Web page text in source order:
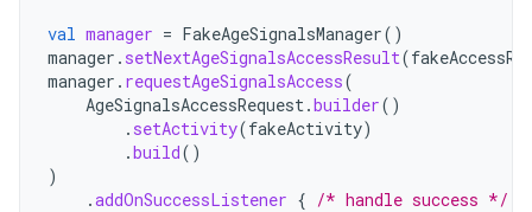
val manager = FakeAgeSignalsManager()
manager . setNextAgeSignalsAccessResult(
manager . requestAgeSignalsAccess(
AgeSignalsAccessRequest.builder()
. setActivity(fakeActivity)
.build()
)
.addOnSuccessListener { /* handle success */